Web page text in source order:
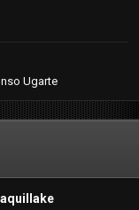
Ugarte